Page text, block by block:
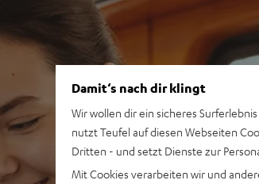
Damit‘s nach dir klingt
Wir wollen dir ein sicheres
nutzt Teufel auf diesen Webseiten
Dritten - und setzt Dienste zur
Mit Cookies verarbeiten wir und